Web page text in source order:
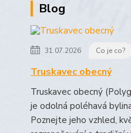
Blog
31.07.2026 Co je co?
Truskavec obecný
Truskavec obecný
je odolná poléhavá
Poznejte jeho vzhled,